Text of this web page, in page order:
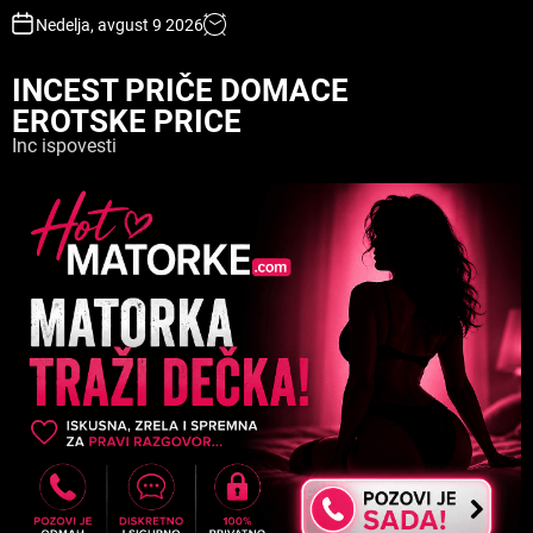
Nedelja, avgust 9 2026
INCEST PRIČE DOMACE
EROTSKE PRICE
Inc ispovesti